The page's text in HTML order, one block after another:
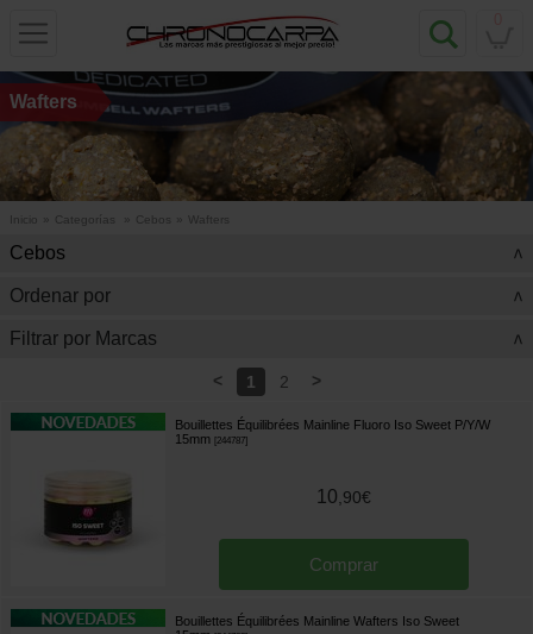
Wafters
Inicio Categorías Cebos Wafters
Cebos >
Ordenar por >
Filtrar por Marcas >
< 1 2 >
Bouillettes Équilibrées Mainline Fluoro Iso Sweet P/Y/W
15mm [244787]
10 90€
Comprar
Bouillettes Équilibrées Mainline Wafters Iso Sweet